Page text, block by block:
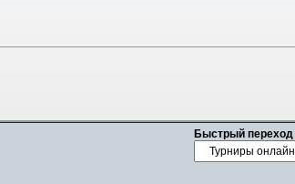
Быстрый переход